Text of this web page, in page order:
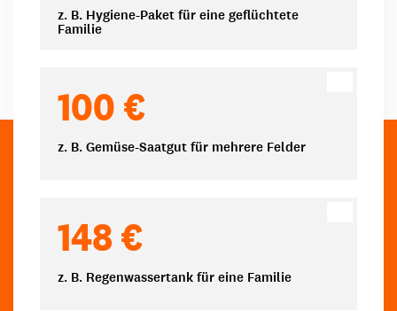
z. B. Hygiene-Paket für eine geflüchtete
Familie
100 €
z. B. Gemüse-Saatgut für mehrere Felder
148 €
z. B. Regenwassertank für eine Familie